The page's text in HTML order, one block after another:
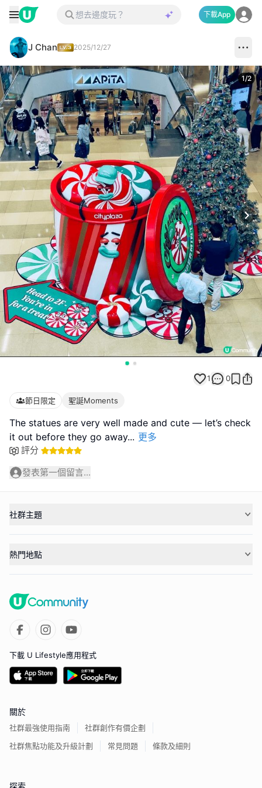
下載App
J Chan 2025/12/27
1/2
1 0
節日限定 聖誕Moments
The statues are very well made and cute — let’s check
it out before they go away... 更多
評分
發表第一個留言...
社群主題
熱門地點
下載 U Lifestyle應用程式
關於
社群最強使用指南
社群創作有價企劃
社群焦點功能及升級計劃
常見問題 條款及細則